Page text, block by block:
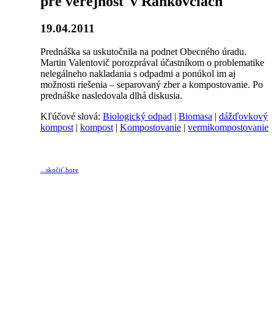
19.04.2011
Prednáška sa uskutočnila na podnet Obecného úradu.
Martin Valentovič porozprával účastníkom o problematike
nelegálneho nakladania s odpadmi a ponúkol im aj
možnosti riešenia – separovaný zber a kompostovanie. Po
prednáške nasledovala dlhá diskusia.
Kľúčové slová: Biologický odpad | Biomasa | dážďovkový
kompost | kompost | Kompostovanie | vermikompostovanie
...skočiť hore